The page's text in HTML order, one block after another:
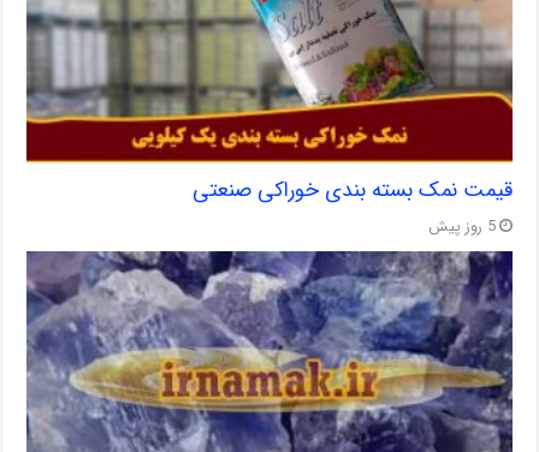
قیمت نمک بسته بندی خوراکی صنعتی
5 روز پیش